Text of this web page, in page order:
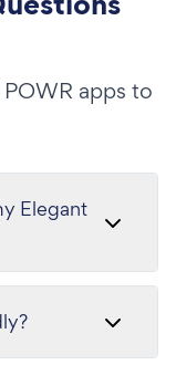
apps to
Elegant